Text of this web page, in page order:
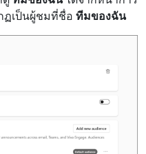
ฏเป็นผู้ชมที่ชื่อ ทีมของฉัน